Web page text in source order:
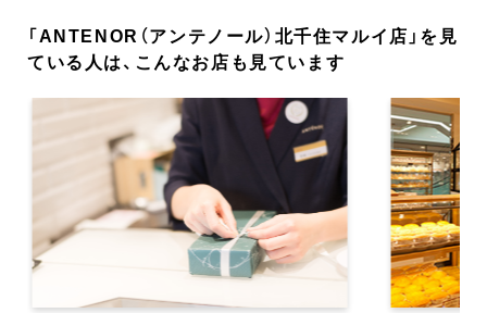
「ANTENOR（アンテノール）北千住マルイ店」を見
ている人は、こんなお店も見ています